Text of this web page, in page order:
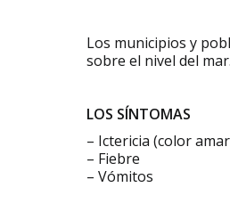
Los municipios y
sobre el nivel del mar.
LOS SÍNTOMAS
– Ictericia (color
– Fiebre –
– Vómitos –